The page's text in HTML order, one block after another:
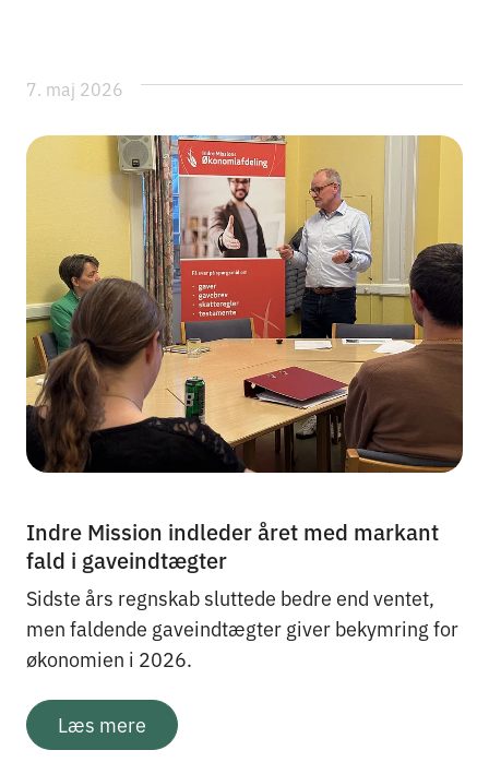
7. maj 2026
Indre Mission indleder året med markant
fald i gaveindtægter
Sidste års regnskab sluttede bedre end ventet,
men faldende gaveindtægter giver bekymring for
økonomien i 2026.
Læs mere